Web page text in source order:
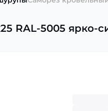
RAL-5005 ярко-